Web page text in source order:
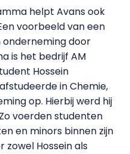
helpt Avans ook
voorbeeld van een
door
is het bedrijf AM
Hossein
in Chemie,
op. Hierbij werd hij
voerden studenten
en minors binnen zijn
zowel Hossein als